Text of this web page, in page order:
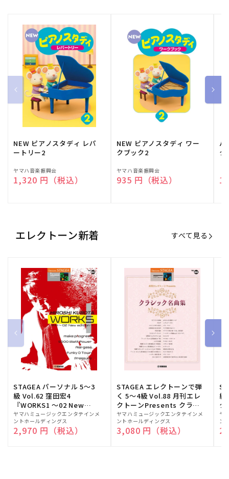
NEW ピアノスタディ レパ
ートリー2
販
売
ヤマハ音楽振興会
通常価格
1,320 円（税込）
NEW ピアノスタディ ワー
クブック2
販
売
ヤマハ音楽振興会
通常価格
935 円（税込）
バ
ク
売
エレクトーン新着 すべて見る
STAGEA パーソナル 5～3
級 Vol.62 窪田宏4
『WORKS1 ～02 New
edition～』
販
売
元:
ヤマハミュージックエンタテインメ
ントホールディングス
通常価格
2,970 円（税込）
STAGEA エレクトーンで弾
く 5～4級 Vol.88 月刊エレ
クトーンPresents クラシ
ック名曲集
販
売
元:
ヤマハミュージックエンタテインメ
ントホールディングス
通常価格
3,080 円（税込）
級
ク
販
売
元:
ヤ
ン